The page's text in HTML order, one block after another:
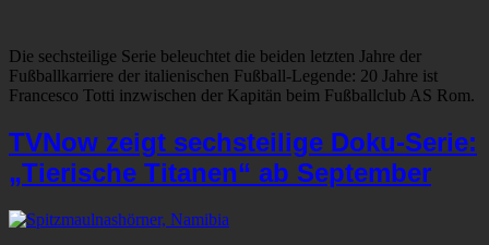
Die sechsteilige Serie beleuchtet die beiden letzten Jahre der
Fußballkarriere der italienischen Fußball-Legende: 20 Jahre ist
Francesco Totti inzwischen der Kapitän beim Fußballclub AS Rom.
TVNow zeigt sechsteilige Doku-Serie:
„Tierische Titanen“ ab September